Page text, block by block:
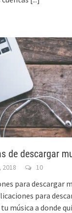
de descargar
2018 10
para descargar
para
música a donde